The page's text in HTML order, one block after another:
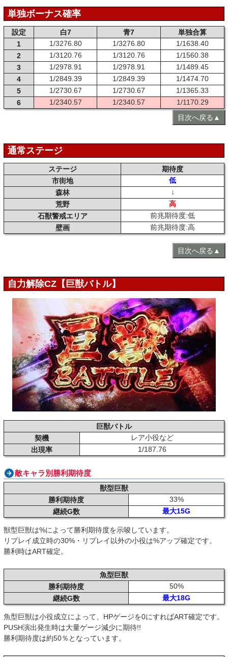
単独ボーナス確率
設定 白7 青7
単独合算
1
1/3276.80 1/3276.80
1/1638.40
2
1/3120.76 1/3120.76
1/1560.38
3
1/2978.91 1/2978.91
1/1489.45
4
1/2849.39 1/2849.39
1/1474.70
5
1/2730.67 1/2730.67
1/1365.33
6
1/2340.57 1/2340.57
1/1170.29
目次へ戻る▲
通常ステージ
ステージ
期待度
市街地
低
森林
↓
荒野
高
石獣警戒エリア
前兆期待度:低
壁画
前兆期待度:高
目次へ戻る▲
自力解除CZ【巨獣バトル】
巨獣バトル
契機
レア小役など
出現率
1/187.76
敵キャラ別勝利期待度
獣型巨獣
勝利期待度
33%
継続G数
最大15G
獣型巨獣は%によって勝利期待度を示唆しています。
リプレイ成立時の30%・リプレイ以外の小役は%アップ確定です。
勝利時はART確定。
魚型巨獣
勝利期待度
50%
継続G数
最大18G
魚型巨獣は小役成立によって、HPゲージを0にすればART確定です。
PUSH演出発生時は大量ゲージ減少に期待!!
勝利期待度は約50％となっています。